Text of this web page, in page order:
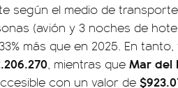
según el medio de
(avión y 3 noches de
más que en 2025. En tanto,
, mientras que Mar del
con un valor de